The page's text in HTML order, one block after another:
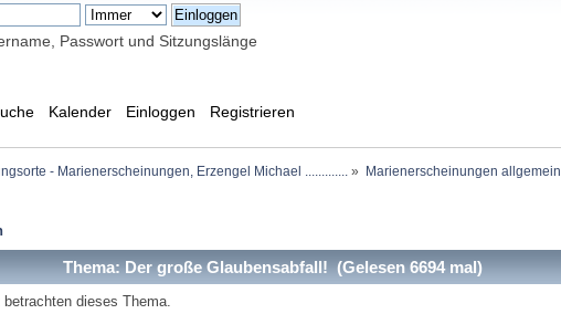
Passwort und Sitzungslänge
Kalender Einloggen Registrieren
- Marienerscheinungen, Erzengel Michael .............» Marienerscheinungen allgemein
Thema: Der große Glaubensabfall! (Gelesen 6694 mal)
dieses Thema.